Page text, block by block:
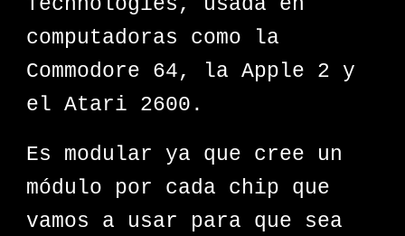
Technologies, usada en
computadoras como la
Commodore 64, la Apple 2 y
el Atari 2600.
Es modular ya que cree un
módulo por cada chip que
vamos a usar para que sea